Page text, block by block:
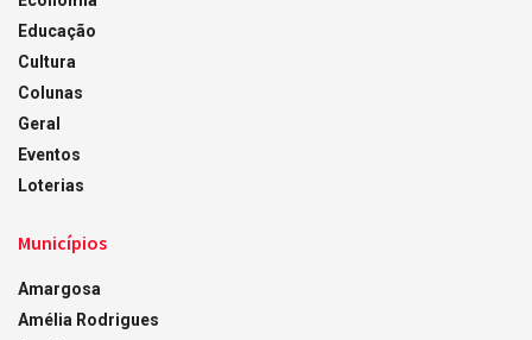
Educação
Cultura
Colunas
Geral
Eventos
Loterias
Municípios
Amargosa
Amélia Rodrigues